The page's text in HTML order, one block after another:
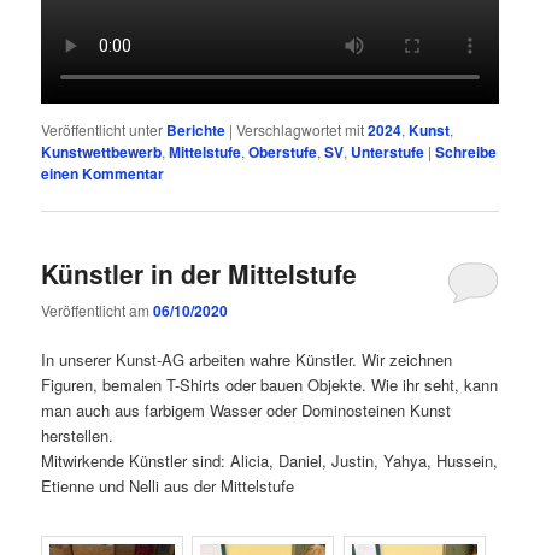
Veröffentlicht unter Berichte |Verschlagwortet mit2024,Kunst,
Kunstwettbewerb,Mittelstufe,Oberstufe,SV, Unterstufe |Schreibe
einen Kommentar
Künstler in der Mittelstufe
Veröffentlicht am06/10/2020
In unserer Kunst-AG arbeiten wahre Künstler. Wir zeichnen
Figuren, bemalen T-Shirts oder bauen Objekte. Wie ihr seht, kann
man auch aus farbigem Wasser oder Dominosteinen Kunst
herstellen.
Mitwirkende Künstler sind: Alicia, Daniel, Justin, Yahya, Hussein,
Etienne und Nelli aus der Mittelstufe